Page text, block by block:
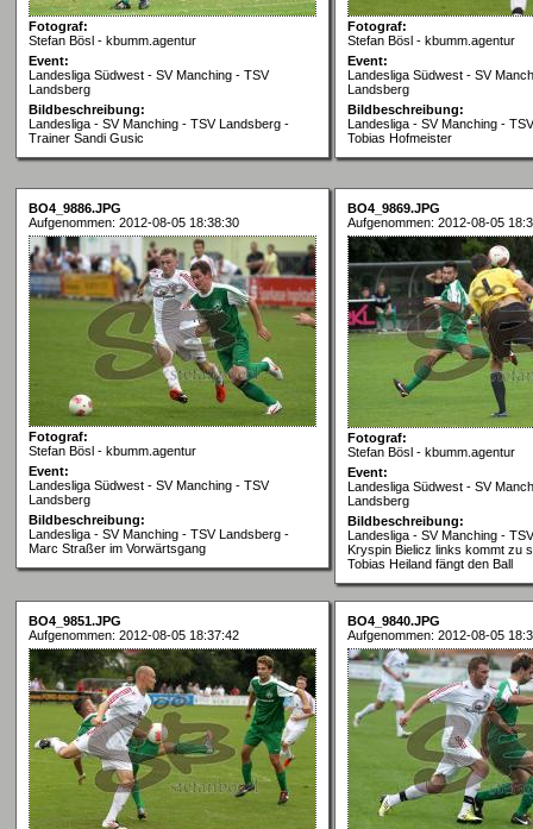
Fotograf:
Stefan Bösl - kbumm.agentur
Event:
Landesliga Südwest - SV Manching - TSV
Landsberg
Bildbeschreibung:
Landesliga - SV Manching - TSV Landsberg -
Trainer Sandi Gusic
Fotograf:
Stefan Bösl - kbumm.agentur
Event:
Landesliga Südwest - SV
Landsberg
Bildbeschreibung:
Landesliga - SV Manching -
Tobias Hofmeister
BO4_9886.JPG
Aufgenommen: 2012-08-05 18:38:30
Fotograf:
Stefan Bösl - kbumm.agentur
Event:
Landesliga Südwest - SV Manching - TSV
Landsberg
Bildbeschreibung:
Landesliga - SV Manching - TSV Landsberg -
Marc Straßer im Vorwärtsgang
BO4_9869.JPG
Aufgenommen: 2012-08-05
Fotograf:
Stefan Bösl - kbumm.agentur
Event:
Landesliga Südwest - SV
Landsberg
Bildbeschreibung:
Landesliga - SV Manching -
Kryspin Bielicz links kommt zu
Tobias Heiland fängt den Ball
BO4_9851.JPG
Aufgenommen: 2012-08-05 18:37:42
BO4_9840.JPG
Aufgenommen: 2012-08-05